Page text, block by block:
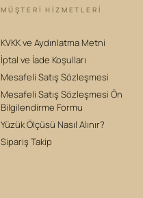
MÜŞTERİ HİZMETLERİ
KVKK ve Aydınlatma Metni
İptal ve İade Koşulları
Mesafeli Satış Sözleşmesi
Mesafeli Satış Sözleşmesi Ön
Bilgilendirme Formu
Yüzük Ölçüsü Nasıl Alınır?
Sipariş Takip